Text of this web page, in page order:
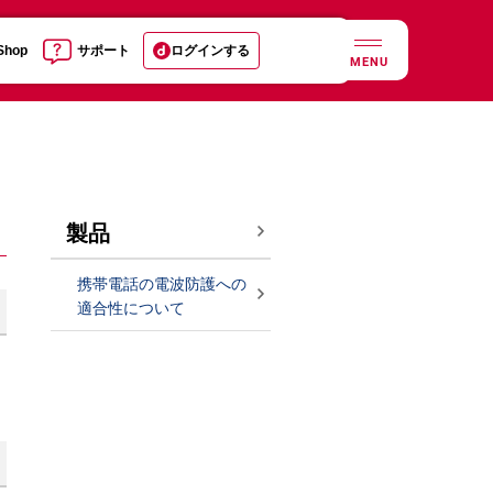
サポート ログインする
MENU
製品
携帯電話の電波防護への
適合性について